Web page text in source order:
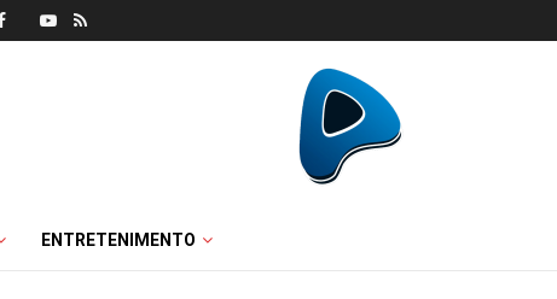
ENTRETENIMENTO